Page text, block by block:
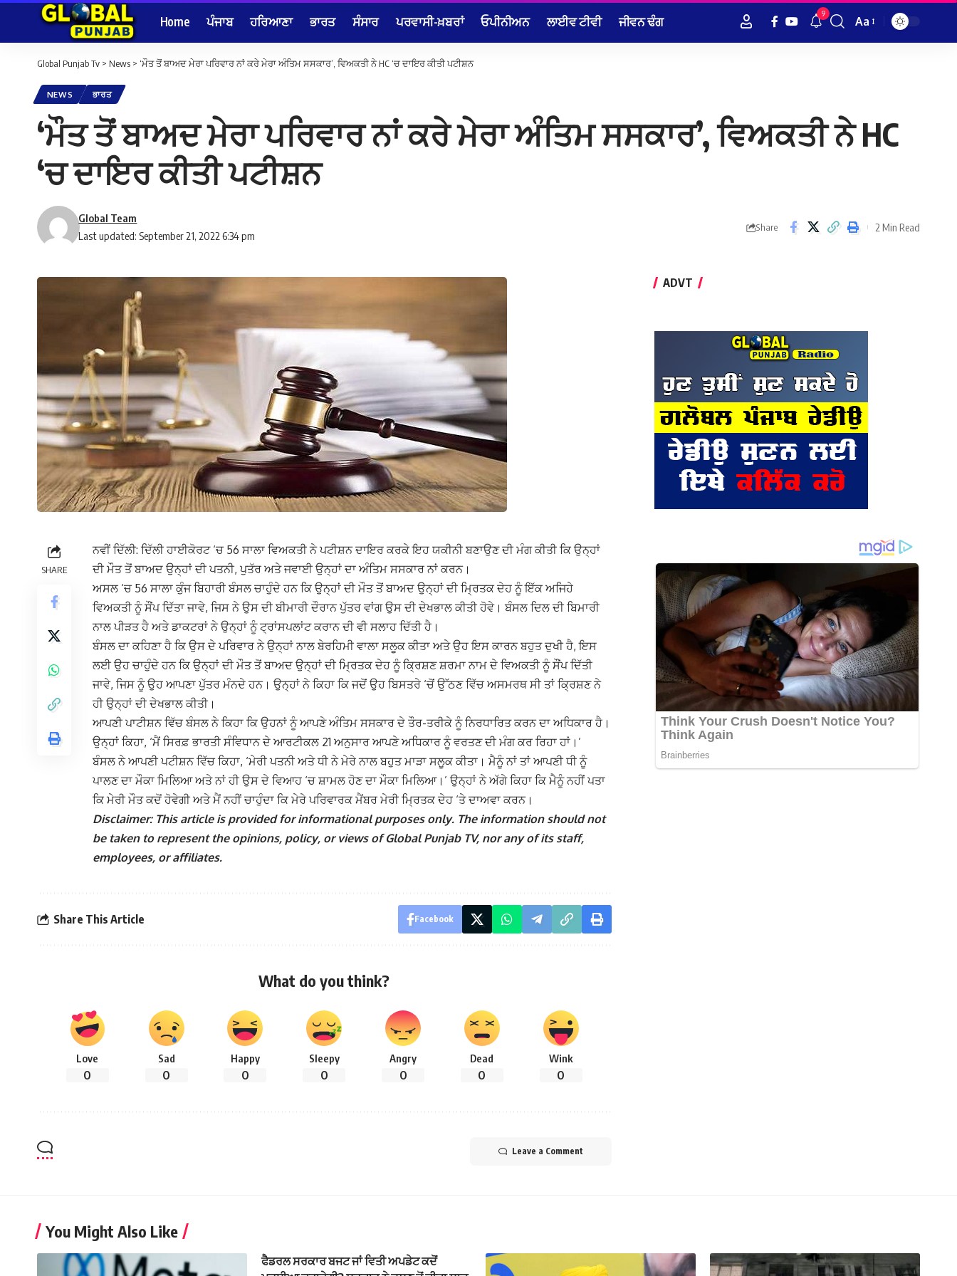
Home ਪੰਜਾਬ ਹਰਿਆਣਾ ਭਾਰਤ ਸੰਸਾਰ ਪਰਵਾਸੀ-ਖ਼ਬਰਾਂ ਓਪੀਨੀਅਨ ਲਾਈਵ ਟੀਵੀ ਜੀਵਨ ਢੰਗ 9
Font
Aa
Global Punjab Tv > News > ‘ਮੌਤ ਤੋਂ ਬਾਅਦ ਮੇਰਾ ਪਰਿਵਾਰ ਨਾਂ ਕਰੇ ਮੇਰਾ ਅੰਤਿਮ ਸਸਕਾਰ’, ਵਿਅਕਤੀ ਨੇ HC ‘ਚ ਦਾਇਰ ਕੀਤੀ ਪਟੀਸ਼ਨ
NEWS ਭਾਰਤ
‘ਮੌਤ ਤੋਂ ਬਾਅਦ ਮੇਰਾ ਪਰਿਵਾਰ ਨਾਂ ਕਰੇ ਮੇਰਾ ਅੰਤਿਮ ਸਸਕਾਰ’, ਵਿਅਕਤੀ ਨੇ HC
‘ਚ ਦਾਇਰ ਕੀਤੀ ਪਟੀਸ਼ਨ
Last updated: September 21, 2022 6:34 pm
Global Team
Share 2 Min Read
SHARE
ਨਵੀਂ ਦਿੱਲੀ: ਦਿੱਲੀ ਹਾਈਕੋਰਟ ‘ਚ 56 ਸਾਲਾ ਵਿਅਕਤੀ ਨੇ ਪਟੀਸ਼ਨ ਦਾਇਰ ਕਰਕੇ ਇਹ ਯਕੀਨੀ ਬਣਾਉਣ ਦੀ ਮੰਗ ਕੀਤੀ ਕਿ ਉਨ੍ਹਾਂ
ਦੀ ਮੌਤ ਤੋਂ ਬਾਅਦ ਉਨ੍ਹਾਂ ਦੀ ਪਤਨੀ, ਪੁਤੱਰ ਅਤੇ ਜਵਾਈ ਉਨ੍ਹਾਂ ਦਾ ਅੰਤਿਮ ਸਸਕਾਰ ਨਾਂ ਕਰਨ।
ਅਸਲ ‘ਚ 56 ਸਾਲਾ ਕੁੰਜ ਬਿਹਾਰੀ ਬੰਸਲ ਚਾਹੁੰਦੇ ਹਨ ਕਿ ਉਨ੍ਹਾਂ ਦੀ ਮੌਤ ਤੋਂ ਬਾਅਦ ਉਨ੍ਹਾਂ ਦੀ ਮ੍ਰਿਤਕ ਦੇਹ ਨੂੰ ਇੱਕ ਅਜਿਹੇ
ਵਿਅਕਤੀ ਨੂੰ ਸੌਂਪ ਦਿੱਤਾ ਜਾਵੇ, ਜਿਸ ਨੇ ਉਸ ਦੀ ਬੀਮਾਰੀ ਦੌਰਾਨ ਪੁੱਤਰ ਵਾਂਗ ਉਸ ਦੀ ਦੇਖਭਾਲ ਕੀਤੀ ਹੋਵੇ। ਬੰਸਲ ਦਿਲ ਦੀ ਬਿਮਾਰੀ
ਨਾਲ ਪੀੜਤ ਹੈ ਅਤੇ ਡਾਕਟਰਾਂ ਨੇ ਉਨ੍ਹਾਂ ਨੂੰ ਟ੍ਰਾਂਸਪਲਾਂਟ ਕਰਾਨ ਦੀ ਵੀ ਸਲਾਹ ਦਿੱਤੀ ਹੈ।
ਬੰਸਲ ਦਾ ਕਹਿਣਾ ਹੈ ਕਿ ਉਸ ਦੇ ਪਰਿਵਾਰ ਨੇ ਉਨ੍ਹਾਂ ਨਾਲ ਬੇਰਹਿਮੀ ਵਾਲਾ ਸਲੂਕ ਕੀਤਾ ਅਤੇ ਉਹ ਇਸ ਕਾਰਨ ਬਹੁਤ ਦੁਖੀ ਹੈ, ਇਸ
ਲਈ ਉਹ ਚਾਹੁੰਦੇ ਹਨ ਕਿ ਉਨ੍ਹਾਂ ਦੀ ਮੌਤ ਤੋਂ ਬਾਅਦ ਉਨ੍ਹਾਂ ਦੀ ਮ੍ਰਿਤਕ ਦੇਹ ਨੂੰ ਕ੍ਰਿਸ਼ਣ ਸ਼ਰਮਾ ਨਾਮ ਦੇ ਵਿਅਕਤੀ ਨੂੰ ਸੌਂਪ ਦਿੱਤੀ
ਜਾਵੇ, ਜਿਸ ਨੂੰ ਉਹ ਆਪਣਾ ਪੁੱਤਰ ਮੰਨਦੇ ਹਨ। ਉਨ੍ਹਾਂ ਨੇ ਕਿਹਾ ਕਿ ਜਦੋਂ ਉਹ ਬਿਸਤਰੇ ‘ਚੋਂ ਉੱਠਣ ਵਿੱਚ ਅਸਮਰਥ ਸੀ ਤਾਂ ਕ੍ਰਿਸ਼ਣ ਨੇ
ਹੀ ਉਨ੍ਹਾਂ ਦੀ ਦੇਖਭਾਲ ਕੀਤੀ।
ਆਪਣੀ ਪਾਟੀਸ਼ਨ ਵਿੱਚ ਬੰਸਲ ਨੇ ਕਿਹਾ ਕਿ ਉਹਨਾਂ ਨੂੰ ਆਪਣੇ ਅੰਤਿਮ ਸਸਕਾਰ ਦੇ ਤੌਰ-ਤਰੀਕੇ ਨੂੰ ਨਿਰਧਾਰਿਤ ਕਰਨ ਦਾ ਅਧਿਕਾਰ ਹੈ।
ਉਨ੍ਹਾਂ ਕਿਹਾ, ‘ਮੈਂ ਸਿਰਫ਼ ਭਾਰਤੀ ਸੰਵਿਧਾਨ ਦੇ ਆਰਟੀਕਲ 21 ਅਨੁਸਾਰ ਆਪਣੇ ਅਧਿਕਾਰ ਨੂੰ ਵਰਤਣ ਦੀ ਮੰਗ ਕਰ ਰਿਹਾ ਹਾਂ।’
ਬੰਸਲ ਨੇ ਆਪਣੀ ਪਟੀਸ਼ਨ ਵਿੱਚ ਕਿਹਾ, ‘ਮੇਰੀ ਪਤਨੀ ਅਤੇ ਧੀ ਨੇ ਮੇਰੇ ਨਾਲ ਬਹੁਤ ਮਾੜਾ ਸਲੂਕ ਕੀਤਾ। ਮੈਨੂੰ ਨਾਂ ਤਾਂ ਆਪਣੀ ਧੀ ਨੂੰ
ਪਾਲਣ ਦਾ ਮੌਕਾ ਮਿਲਿਆ ਅਤੇ ਨਾਂ ਹੀ ਉਸ ਦੇ ਵਿਆਹ ‘ਚ ਸ਼ਾਮਲ ਹੋਣ ਦਾ ਮੌਕਾ ਮਿਲਿਆ।’ ਉਨ੍ਹਾਂ ਨੇ ਅੱਗੇ ਕਿਹਾ ਕਿ ਮੈਨੂੰ ਨਹੀਂ ਪਤਾ
ਕਿ ਮੇਰੀ ਮੌਤ ਕਦੋਂ ਹੋਵੇਗੀ ਅਤੇ ਮੈਂ ਨਹੀਂ ਚਾਹੁੰਦਾ ਕਿ ਮੇਰੇ ਪਰਿਵਾਰਕ ਮੈਂਬਰ ਮੇਰੀ ਮ੍ਰਿਤਕ ਦੇਹ ‘ਤੇ ਦਾਅਵਾ ਕਰਨ।
Disclaimer: This article is provided for informational purposes only. The information should not
be taken to represent the opinions, policy, or views of Global Punjab TV, nor any of its staff,
employees, or affiliates.
Share This Article Facebook
What do you think?
Love
0
Sad
0
Happy
0
Sleepy
0
Angry
0
Dead
0
Wink
0
Leave a Comment
ADVT
You Might Also Like
ਫੈਡਰਲ ਸਰਕਾਰ ਬਜਟ ਜਾਂ ਵਿਤੀ ਅਪਡੇਟ ਕਦੋਂ